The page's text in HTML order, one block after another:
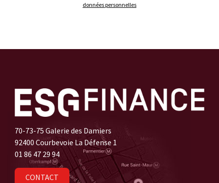
données personnelles
70-73-75 Galerie des Damiers
92400 Courbevoie La Défense 1
01 86 47 29 94
CONTACT